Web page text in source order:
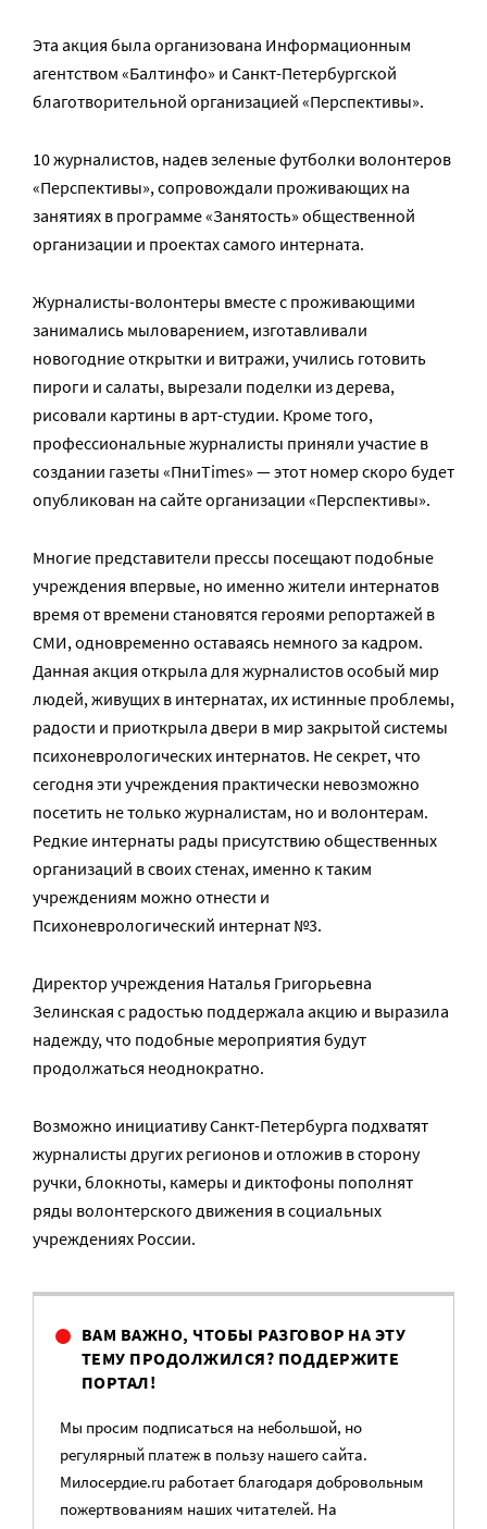
Эта акция была организована Информационным
агентством «Балтинфо» и Санкт-Петербургской
благотворительной организацией «Перспективы».
10 журналистов, надев зеленые футболки волонтеров
«Перспективы», сопровождали проживающих на
занятиях в программе «Занятость» общественной
организации и проектах самого интерната.
Журналисты-волонтеры вместе с проживающими
занимались мыловарением, изготавливали
новогодние открытки и витражи, учились готовить
пироги и салаты, вырезали поделки из дерева,
рисовали картины в арт-студии. Кроме того,
профессиональные журналисты приняли участие в
создании газеты «ПниTimes» — этот номер скоро будет
опубликован на сайте организации «Перспективы».
Многие представители прессы посещают подобные
учреждения впервые, но именно жители интернатов
время от времени становятся героями репортажей в
СМИ, одновременно оставаясь немного за кадром.
Данная акция открыла для журналистов особый мир
людей, живущих в интернатах, их истинные проблемы,
радости и приоткрыла двери в мир закрытой системы
психоневрологических интернатов. Не секрет, что
сегодня эти учреждения практически невозможно
посетить не только журналистам, но и волонтерам.
Редкие интернаты рады присутствию общественных
организаций в своих стенах, именно к таким
учреждениям можно отнести и
Психоневрологический интернат №3.
Директор учреждения Наталья Григорьевна
Зелинская с радостью поддержала акцию и выразила
надежду, что подобные мероприятия будут
продолжаться неоднократно.
Возможно инициативу Санкт-Петербурга подхватят
журналисты других регионов и отложив в сторону
ручки, блокноты, камеры и диктофоны пополнят
ряды волонтерского движения в социальных
учреждениях России.
ВАМ ВАЖНО, ЧТОБЫ РАЗГОВОР НА ЭТУ
ТЕМУ ПРОДОЛЖИЛСЯ? ПОДДЕРЖИТЕ
ПОРТАЛ!
Мы просим подписаться на небольшой, но
регулярный платеж в пользу нашего сайта.
Милосердие.ru работает благодаря добровольным
пожертвованиям наших читателей. На